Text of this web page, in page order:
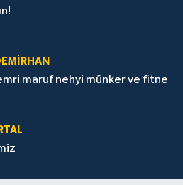
maruf nehyi münker ve fitne